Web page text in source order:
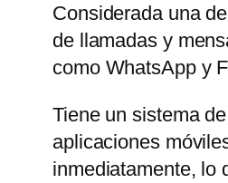
Considerada una
de llamadas y
como WhatsApp y
Tiene un sistema
aplicaciones
inmediatamente, lo